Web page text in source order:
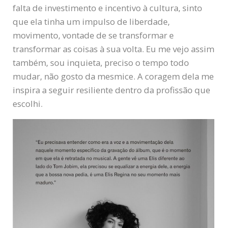
falta de investimento e incentivo à cultura, sinto
que ela tinha um impulso de liberdade,
movimento, vontade de se transformar e
transformar as coisas à sua volta. Eu me vejo assim
também, sou inquieta, preciso o tempo todo
mudar, não gosto da mesmice. A coragem dela me
inspira a seguir resiliente dentro da profissão que
escolhi.